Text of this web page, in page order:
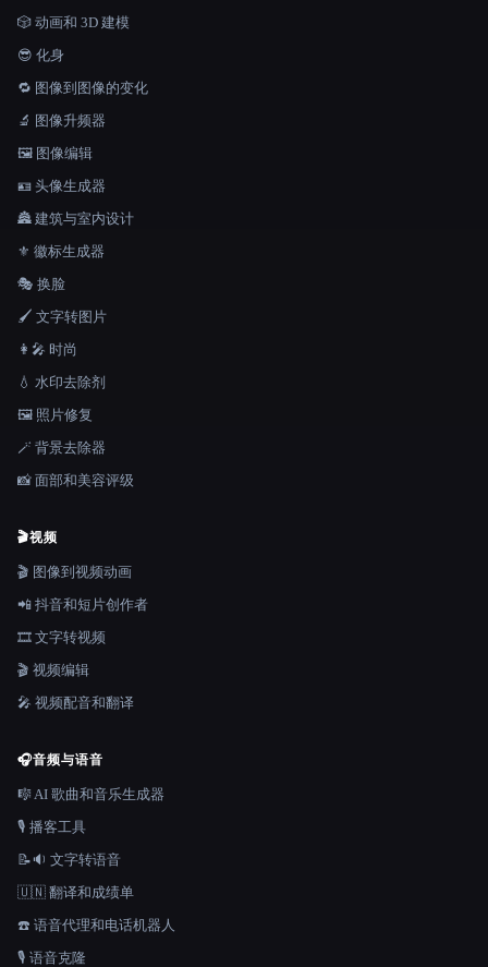
🎲 动画和 3D 建模
😎 化身
🔁 图像到图像的变化
🔬 图像升频器
🖼️ 图像编辑
🪪 头像生成器
🏯 建筑与室内设计
⚜️ 徽标生成器
🎭 换脸
🖌️ 文字转图片
👩‍🎤 时尚
💧 水印去除剂
🖼️ 照片修复
🪄 背景去除器
📸 面部和美容评级
🎬视频
🎬 图像到视频动画
📲 抖音和短片创作者
🎞️ 文字转视频
🎬 视频编辑
🎤 视频配音和翻译
🎧音频与语音
🎼 AI 歌曲和音乐生成器
🎙️ 播客工具
📝🔉 文字转语音
🇺🇳 翻译和成绩单
☎️ 语音代理和电话机器人
🎙️ 语音克隆